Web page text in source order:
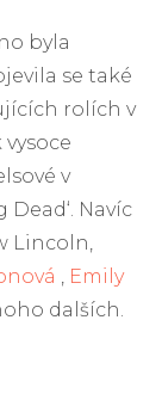
byla
se také
rolích v
v
Navíc
Lincoln,
, Emily
dalších.